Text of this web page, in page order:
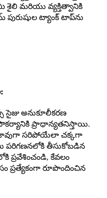
శైలి మరియు వ్యక్తిత్వానికి
పురుషుల ట్యాంక్ టాప్‌ను
సైజు అనుకూలీకరణ
ప్రాధాన్యతనిస్తాయి.
సరిపోయేలా చక్కగా
పరిగణనలోకి తీసుకోబడిన
ప్రవేశించండి, కేవలం
ప్రత్యేకంగా రూపొందించిన